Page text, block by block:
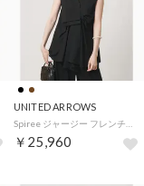
UNITED ARROWS
￥25,960